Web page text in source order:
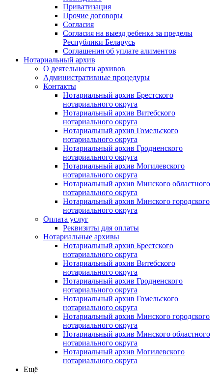
Приватизация
Прочие договоры
Согласия
Согласия на выезд ребенка за пределы
Республики Беларусь
Соглашения об уплате алиментов
Нотариальный архив
О деятельности архивов
Административные процедуры
Контакты
Нотариальный архив Брестского
нотариального округа
Нотариальный архив Витебского
нотариального округа
Нотариальный архив Гомельского
нотариального округа
Нотариальный архив Гродненского
нотариального округа
Нотариальный архив Могилевского
нотариального округа
Нотариальный архив Минского областного
нотариального округа
Нотариальный архив Минского городского
нотариального округа
Оплата услуг
Реквизиты для оплаты
Нотариальные архивы
Нотариальный архив Брестского
нотариального округа
Нотариальный архив Витебского
нотариального округа
Нотариальный архив Гродненского
нотариального округа
Нотариальный архив Гомельского
нотариального округа
Нотариальный архив Минского городского
нотариального округа
Нотариальный архив Минского областного
нотариального округа
Нотариальный архив Могилевского
нотариального округа
Ещё